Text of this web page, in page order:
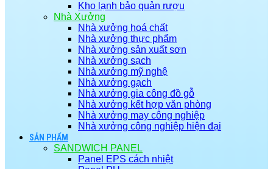
Kho lạnh bảo quản rượu
Nhà Xưởng
Nhà xưởng hoá chất
Nhà xưởng thực phẩm
Nhà xưởng sản xuất sơn
Nhà xưởng sạch
Nhà xưởng mỹ nghệ
Nhà xưởng gạch
Nhà xưởng gia công đồ gỗ
Nhà xưởng kết hợp văn phòng
Nhà xưởng may công nghiệp
Nhà xưởng công nghiệp hiện đại
SẢN PHẨM
SANDWICH PANEL
Panel EPS cách nhiệt